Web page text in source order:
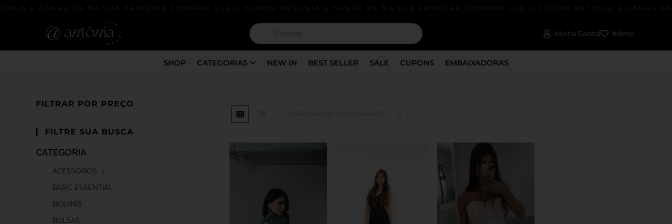
E GANHE 5% NA SUA PRIMEIRA COMPRA! USE O CUPOM ANTONIA E GANHE 5% NA SUA PRIMEIRA COMPRA! USE O CUPOM ANTONIA E GANHE
Minha Conta #Amo
SHOP CATEGORIAS NEW IN BEST SELLER SALE CUPONS EMBAIXADORAS
FILTRAR POR PREÇO
FILTRE SUA BUSCA
CATEGORIA
ACESSÓRIOS
BASIC ESSENTIAL
BIQUINIS
BOLSAS